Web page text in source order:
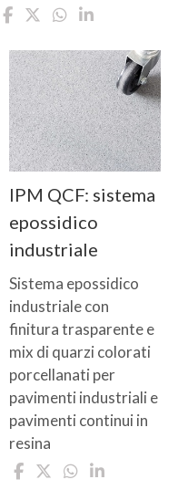
IPM QCF: sistema
epossidico
industriale
Sistema epossidico
industriale con
finitura trasparente e
mix di quarzi colorati
porcellanati per
pavimenti industriali e
pavimenti continui in
resina